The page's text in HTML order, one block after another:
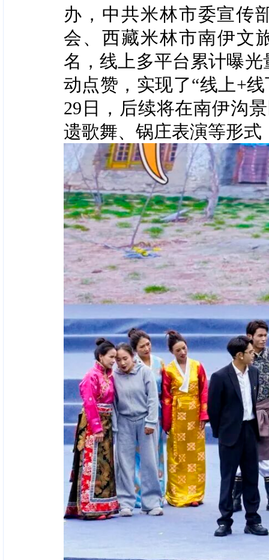
办，中共米林市委宣传
会、西藏米林市南伊文
名，线上多平台累计曝
动点赞，实现了“线上+
29日，后续将在南伊沟
遗歌舞、锅庄表演等形